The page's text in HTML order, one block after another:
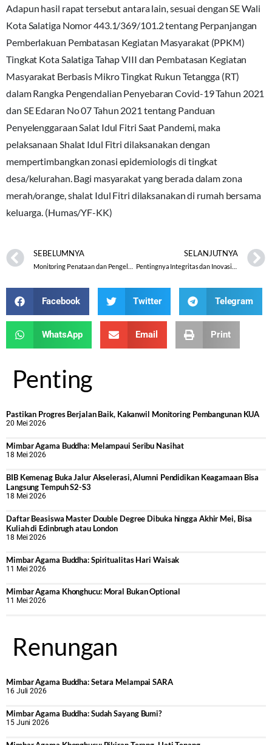
Adapun hasil rapat tersebut antara lain, sesuai dengan SE Wali
Kota Salatiga Nomor 443.1/369/101.2 tentang Perpanjangan
Pemberlakuan Pembatasan Kegiatan Masyarakat (PPKM)
Tingkat Kota Salatiga Tahap VIII dan Pembatasan Kegiatan
Masyarakat Berbasis Mikro Tingkat Rukun Tetangga (RT)
dalam Rangka Pengendalian Penyebaran Covid-19 Tahun 2021
dan SE Edaran No 07 Tahun 2021 tentang Panduan
Penyelenggaraan Salat Idul Fitri Saat Pandemi, maka
pelaksanaan Shalat Idul Fitri dilaksanakan dengan
mempertimbangkan zonasi epidemiologis di tingkat
desa/kelurahan. Bagi masyarakat yang berada dalam zona
merah/orange, shalat Idul Fitri dilaksanakan di rumah bersama
keluarga. (Humas/YF-KK)
SEBELUMNYA SELANJUTNYA
Facebook Twitter Telegram
WhatsApp Email Print
Penting
Pastikan Progres Berjalan Baik, Kakanwil Monitoring Pembangunan KUA
20 Mei 2026
Mimbar Agama Buddha: Melampaui Seribu Nasihat
18 Mei 2026
BIB Kemenag Buka Jalur Akselerasi, Alumni Pendidikan Keagamaan Bisa
Langsung Tempuh S2-S3
18 Mei 2026
Daftar Beasiswa Master Double Degree Dibuka hingga Akhir Mei, Bisa
Kuliah di Edinbrugh atau London
18 Mei 2026
Mimbar Agama Buddha: Spiritualitas Hari Waisak
11 Mei 2026
Mimbar Agama Khonghucu: Moral Bukan Optional
11 Mei 2026
Renungan
Mimbar Agama Buddha: Setara Melampai SARA
16 Juli 2026
Mimbar Agama Buddha: Sudah Sayang Bumi?
15 Juni 2026